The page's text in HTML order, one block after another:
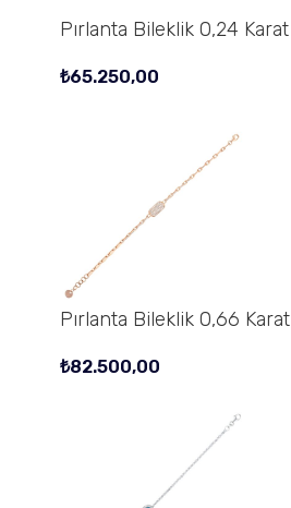
Pırlanta Bileklik 0,24 Karat
₺65.250,00
Pırlanta Bileklik 0,66 Karat
₺82.500,00